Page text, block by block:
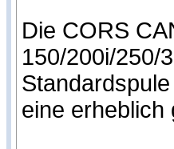
Die CORS
150/200i/250/
eine